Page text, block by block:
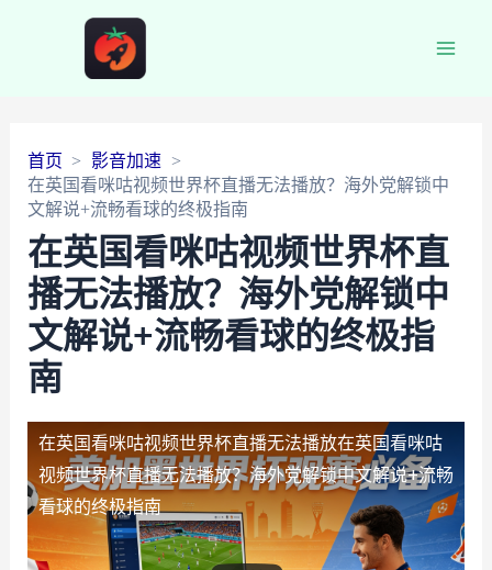
首页
影音加速
在英国看咪咕视频世界杯直播无法播放？海外党解锁中
文解说+流畅看球的终极指南
在英国看咪咕视频世界杯直
播无法播放？海外党解锁中
文解说+流畅看球的终极指
南
在英国看咪咕视频世界杯直播无法播放在英国看咪咕
视频世界杯直播无法播放？海外党解锁中文解说+流畅
看球的终极指南